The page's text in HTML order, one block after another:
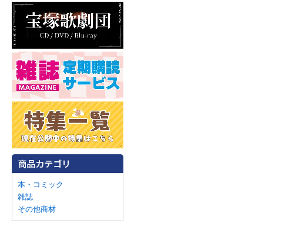
本・コミック
雑誌
その他商材